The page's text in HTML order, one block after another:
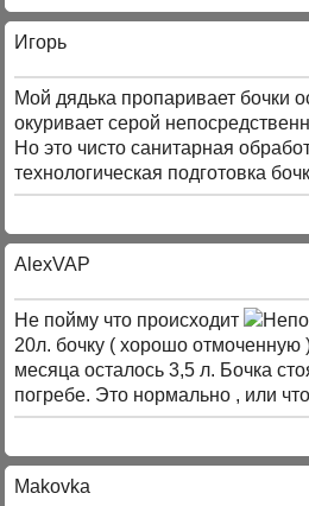
Игорь
Мой дядька пропаривает бочки
окуривает серой
Но это чисто санитарная
технологическая подготовка
AlexVAP
Не пойму что происходит
20л. бочку ( хорошо отмоченную
месяца осталось 3,5 л. Бочка
погребе. Это нормально , или
Makovka